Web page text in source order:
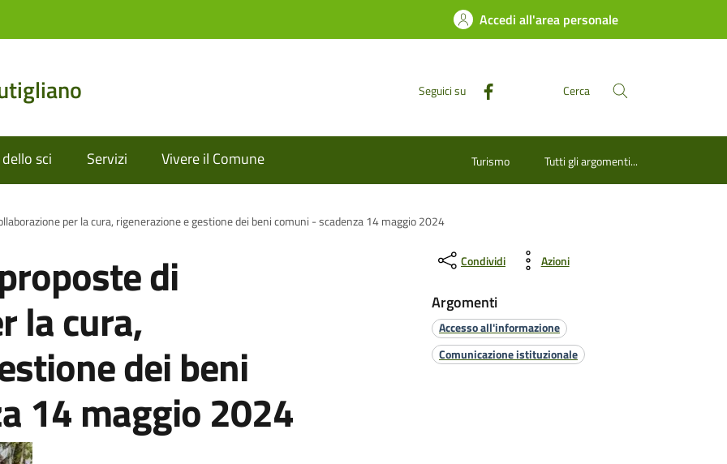
Accedi all'area personale
Seguici su Cerca
sci Servizi Vivere il Comune Turismo Tutti gli argomenti...
per la cura, rigenerazione e gestione dei beni comuni - scadenza 14 maggio 2024
di
la cura,
dei beni
14 maggio 2024
Condividi Azioni
Argomenti
Accesso all'informazione
Comunicazione istituzionale